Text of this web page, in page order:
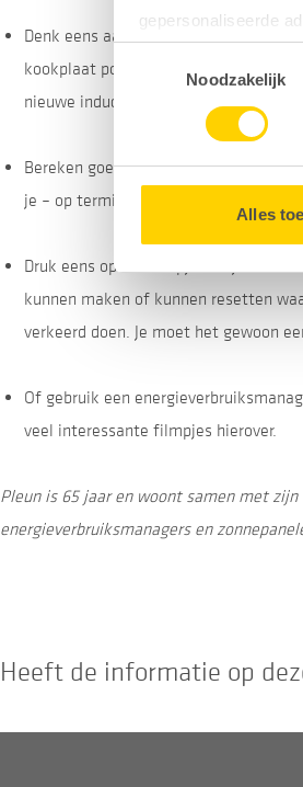
gepersonaliseerde
Door gebruik te
uw surfgedrag
U kunt uw
Noodzakelijk
Alles
Denk eens aan elektrisch koken. Het
kookplaat poets je sneller schoon. En
nieuwe inductieplaat!
Bereken goed hoe lang het duurt
je – op termijn – natuurlijk wel wat
Druk eens op het knopje van je
kunnen maken of kunnen resetten
verkeerd doen. Je moet het gewoon
Of gebruik een
veel interessante filmpjes hierover.
Pleun is 65 jaar en woont samen met
energieverbruiksmanagers en
Heeft de informatie op